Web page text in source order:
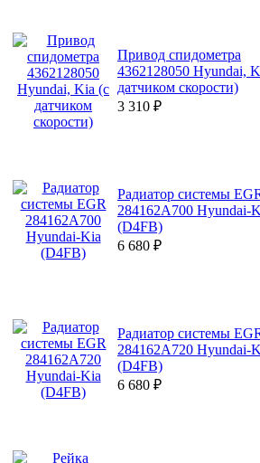
Привод спидометра
4362128050 Hyundai,
датчиком скорости)
3 310 ₽
Радиатор системы
284162A700 Hyundai-
(D4FB)
6 680 ₽
Радиатор системы
284162A720 Hyundai-
(D4FB)
6 680 ₽